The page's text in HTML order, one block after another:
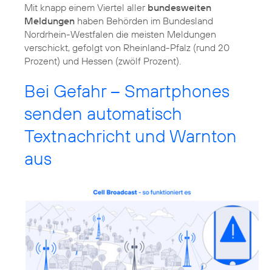
Mit knapp einem Viertel aller bundesweiten
Meldungen haben Behörden im Bundesland
Nordrhein-Westfalen die meisten Meldungen
verschickt, gefolgt von Rheinland-Pfalz (rund 20
Prozent) und Hessen (zwölf Prozent).
Bei Gefahr – Smartphones
senden automatisch
Textnachricht und Warnton
aus